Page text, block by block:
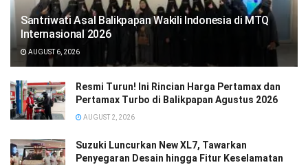
Santriwati Asal Balikpapan Wakili Indonesia di MTQ
Internasional 2026
AUGUST 6, 2026
Resmi Turun! Ini Rincian Harga Pertamax dan
Pertamax Turbo di Balikpapan Agustus 2026
AUGUST 2, 2026
Suzuki Luncurkan New XL7, Tawarkan
Penyegaran Desain hingga Fitur Keselamatan